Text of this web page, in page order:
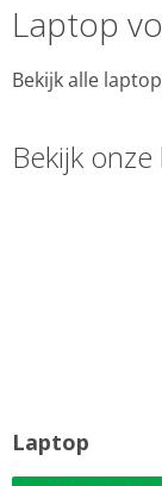
Laptop
Bekijk alle
Bekijk
Laptop